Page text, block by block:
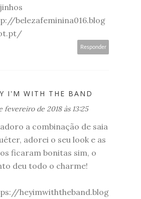
belezafeminina016.blog
Responder
I'M WITH THE BAND
fevereiro de 2018 às 13:25
a combinação de saia
adorei o seu look e as
ficaram bonitas sim, o
deu todo o charme!
heyimwiththeband.blog